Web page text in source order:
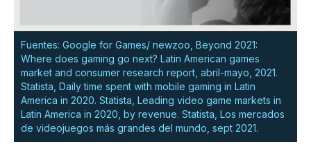
Fuentes: Google for Games/ newzoo, Beyond 2021:
Where does gaming go next? Latin American games
market and consumer research report, abril-mayo, 2021.
Statista, Daily time spent with mobile gaming in Latin
America in 2020. Statista, Leading video game markets in
Latin America in 2020, by revenue. Statista, Los mercados
de videojuegos más grandes del mundo, sept 2021.